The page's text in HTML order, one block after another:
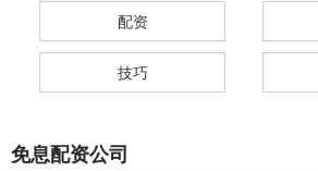
配资
技巧
免息配资公司